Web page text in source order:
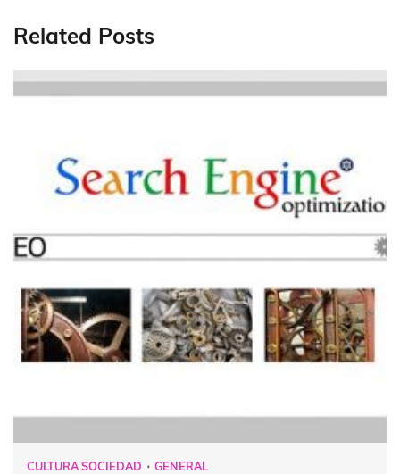
Related Posts
CULTURA SOCIEDAD GENERAL